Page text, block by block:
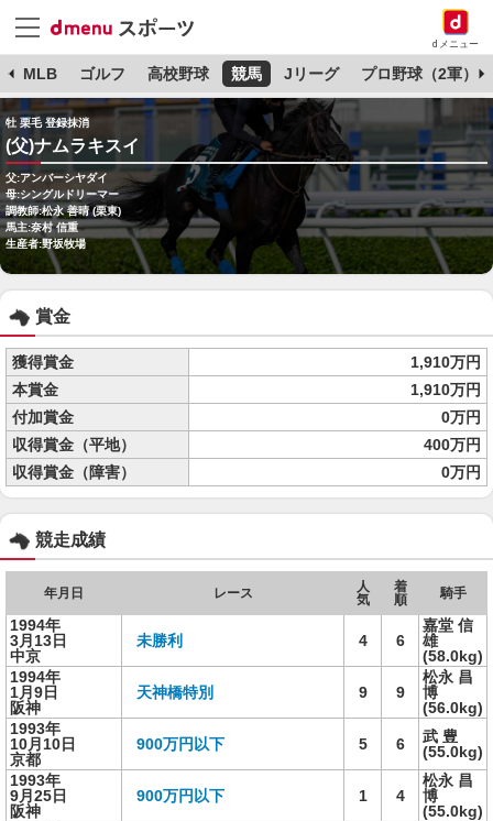
dメニュー
MLB ゴルフ 高校野球 競馬 Jリーグ プロ野球（2軍）
牡 栗毛 登録抹消
(父)ナムラキスイ
父:アンバーシヤダイ
母:シングルドリーマー
調教師:松永 善晴 (栗東)
馬主:奈村 信重
生産者:野坂牧場
賞金
獲得賞金
1,910万円
本賞金
1,910万円
付加賞金
0万円
収得賞金（平地）
400万円
収得賞金（障害）
0万円
競走成績
年月日 レース
人
気
着
順
騎手
1994年
3月13日
中京
未勝利 4 6
嘉堂 信
雄
(58.0kg)
1994年
1月9日
阪神
天神橋特別 9 9
松永 昌
博
(56.0kg)
1993年
10月10日
京都
900万円以下 5 6
武 豊
(55.0kg)
1993年
9月25日
阪神
900万円以下 1 4
松永 昌
博
(55.0kg)